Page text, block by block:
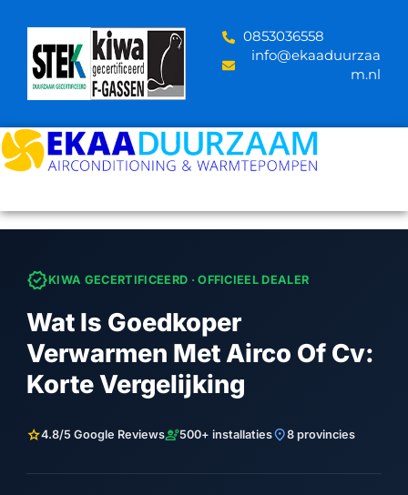
content
‪0853036558
info@ekaaduurzaa
m.nl
verifiedKIWA GECERTIFICEERD · OFFICIEEL DEALER
Wat Is Goedkoper
Verwarmen Met Airco Of Cv:
Korte Vergelijking
star4.8/5 Google Reviewsengineering500+ installatieslocation_on8 provincies